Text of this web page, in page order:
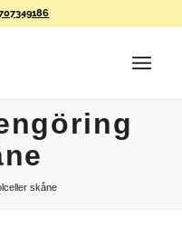
skåne